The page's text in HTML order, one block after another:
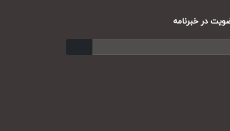
در خبرنامه